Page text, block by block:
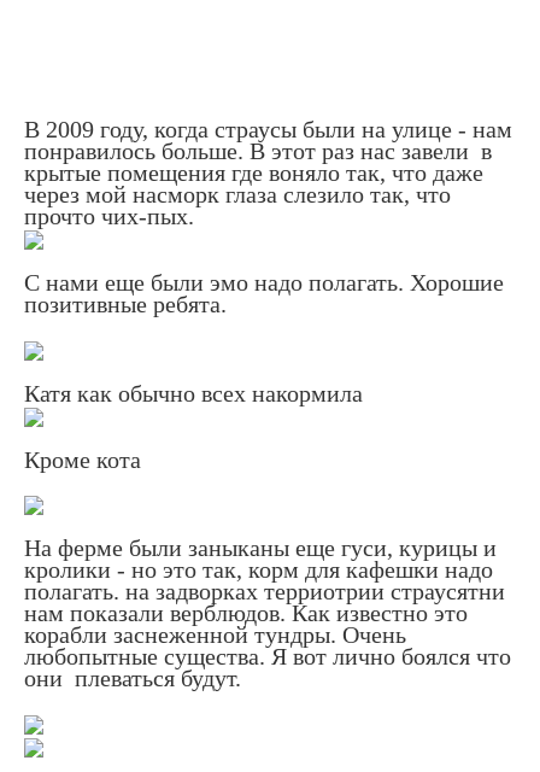
В 2009 году, когда страусы были на улице - нам
понравилось больше. В этот раз нас завели в
крытые помещения где воняло так, что даже
через мой насморк глаза слезило так, что
прочто чих-пых.
С нами еще были эмо надо полагать. Хорошие
позитивные ребята.
Катя как обычно всех накормила
Кроме кота
На ферме были заныканы еще гуси, курицы и
кролики - но это так, корм для кафешки надо
полагать. на задворках терриотрии страусятни
нам показали верблюдов. Как известно это
корабли заснеженной тундры. Очень
любопытные существа. Я вот лично боялся что
они плеваться будут.